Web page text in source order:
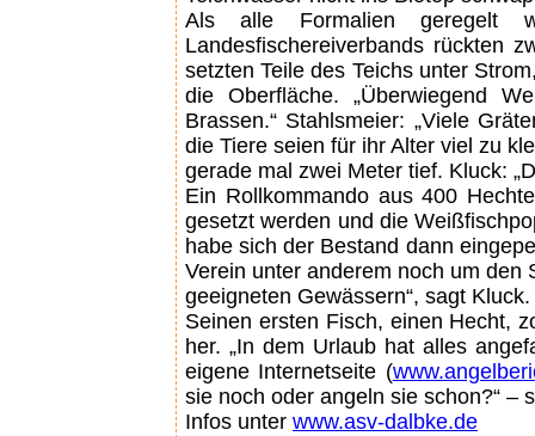
Als alle Formalien geregelt
Landesfischereiverbands rückten
setzten Teile des Teichs unter
die Oberfläche. „Überwiegend
Brassen.“ Stahlsmeier: „Viele
die Tiere seien für ihr Alter viel zu
gerade mal zwei Meter tief. Kluck:
Ein Rollkommando aus 400
gesetzt werden und die
habe sich der Bestand dann
Verein unter anderem noch um den
geeigneten Gewässern“, sagt Kluck.
Seinen ersten Fisch, einen Hecht,
her. „In dem Urlaub hat alles
eigene Internetseite (
sie noch oder angeln sie schon?“ –
Infos unter www.asv-dalbke.de